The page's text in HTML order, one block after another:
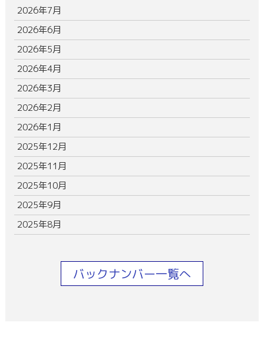
2026年7月
2026年6月
2026年5月
2026年4月
2026年3月
2026年2月
2026年1月
2025年12月
2025年11月
2025年10月
2025年9月
2025年8月
バックナンバー一覧へ